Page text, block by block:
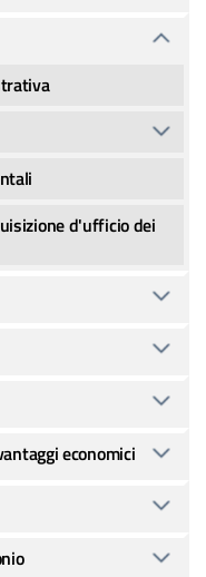
d'ufficio dei
economici